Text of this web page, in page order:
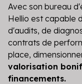
Avec son bureau
Hellio est capable
d'audits, de
contrats de
place,
valorisation
financements.